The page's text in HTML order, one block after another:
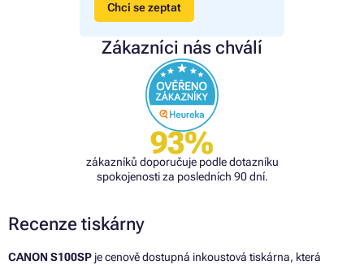
Chci se zeptat
Zákazníci nás chválí
93%
zákazníků doporučuje podle dotazníku
spokojenosti za posledních 90 dní.
Recenze tiskárny
CANON S100SP je cenově dostupná inkoustová tiskárna, která